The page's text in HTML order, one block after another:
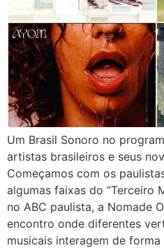
Um Brasil Sonoro no
artistas brasileiros e seus
Começamos com os
algumas faixas do “Terceiro
no ABC paulista, a Nomade
encontro onde diferentes
musicais interagem de